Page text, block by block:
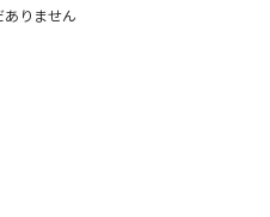
ブラウス
ありません